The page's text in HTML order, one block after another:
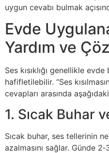
uygun cevabı bulmak
Evde
Yardım ve
Ses kısıklığı genellikle
hafifletilebilir. “Ses
cevapları arasında
1. Sıcak Buhar
Sıcak buhar, ses tellerinin
azalmasını sağlar. Günde